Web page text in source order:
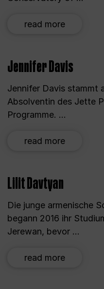
read more
Jennifer Davis
Jennifer Davis stammt
Absolventin des Jette
Programme. ...
read more
Lilit Davtyan
Die junge armenische
begann 2016 ihr
Jerewan, bevor ...
read more